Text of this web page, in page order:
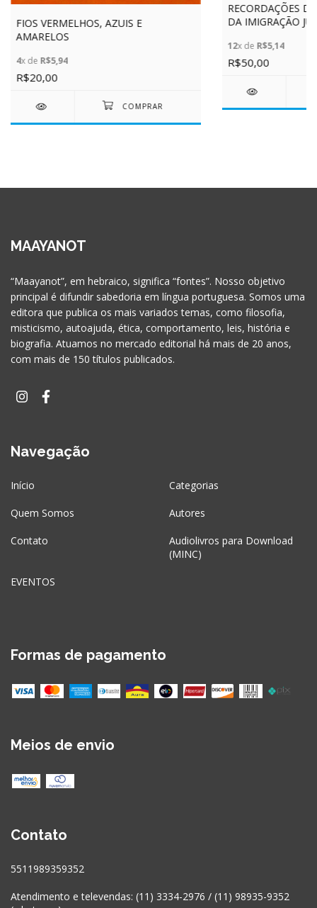
FIOS VERMELHOS, AZUIS E
AMARELOS
4x de R$5,94
R$20,00
RECORDAÇÕES
DA IMIGRAÇÃO
VOL. 1
12x de R$5,14
R$50,00
MAAYANOT
“Maayanot”, em hebraico, significa “fontes”. Nosso objetivo
principal é difundir sabedoria em língua portuguesa. Somos uma
editora que publica os mais variados temas, como filosofia,
misticismo, autoajuda, ética, comportamento, leis, história e
biografia. Atuamos no mercado editorial há mais de 20 anos,
com mais de 150 títulos publicados.
Navegação
Início Categorias
Quem Somos Autores
Contato
Audiolivros para Download
(MINC)
EVENTOS
Formas de pagamento
Meios de envio
Contato
5511989359352
Atendimento e televendas: (11) 3334-2976 / (11) 98935-9352